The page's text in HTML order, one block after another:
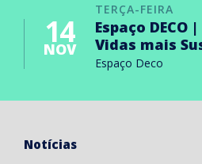
TERÇA-FEIRA
14
NOV
Espaço DECO
Vidas mais
Espaço Deco
Notícias